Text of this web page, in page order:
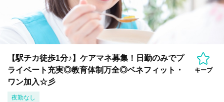
【駅チカ徒歩1分♪】ケアマネ募集！日勤のみでプ
ライベート充実◎教育体制万全◎ベネフィット・
ワン加入☆彡
キープ
夜勤なし